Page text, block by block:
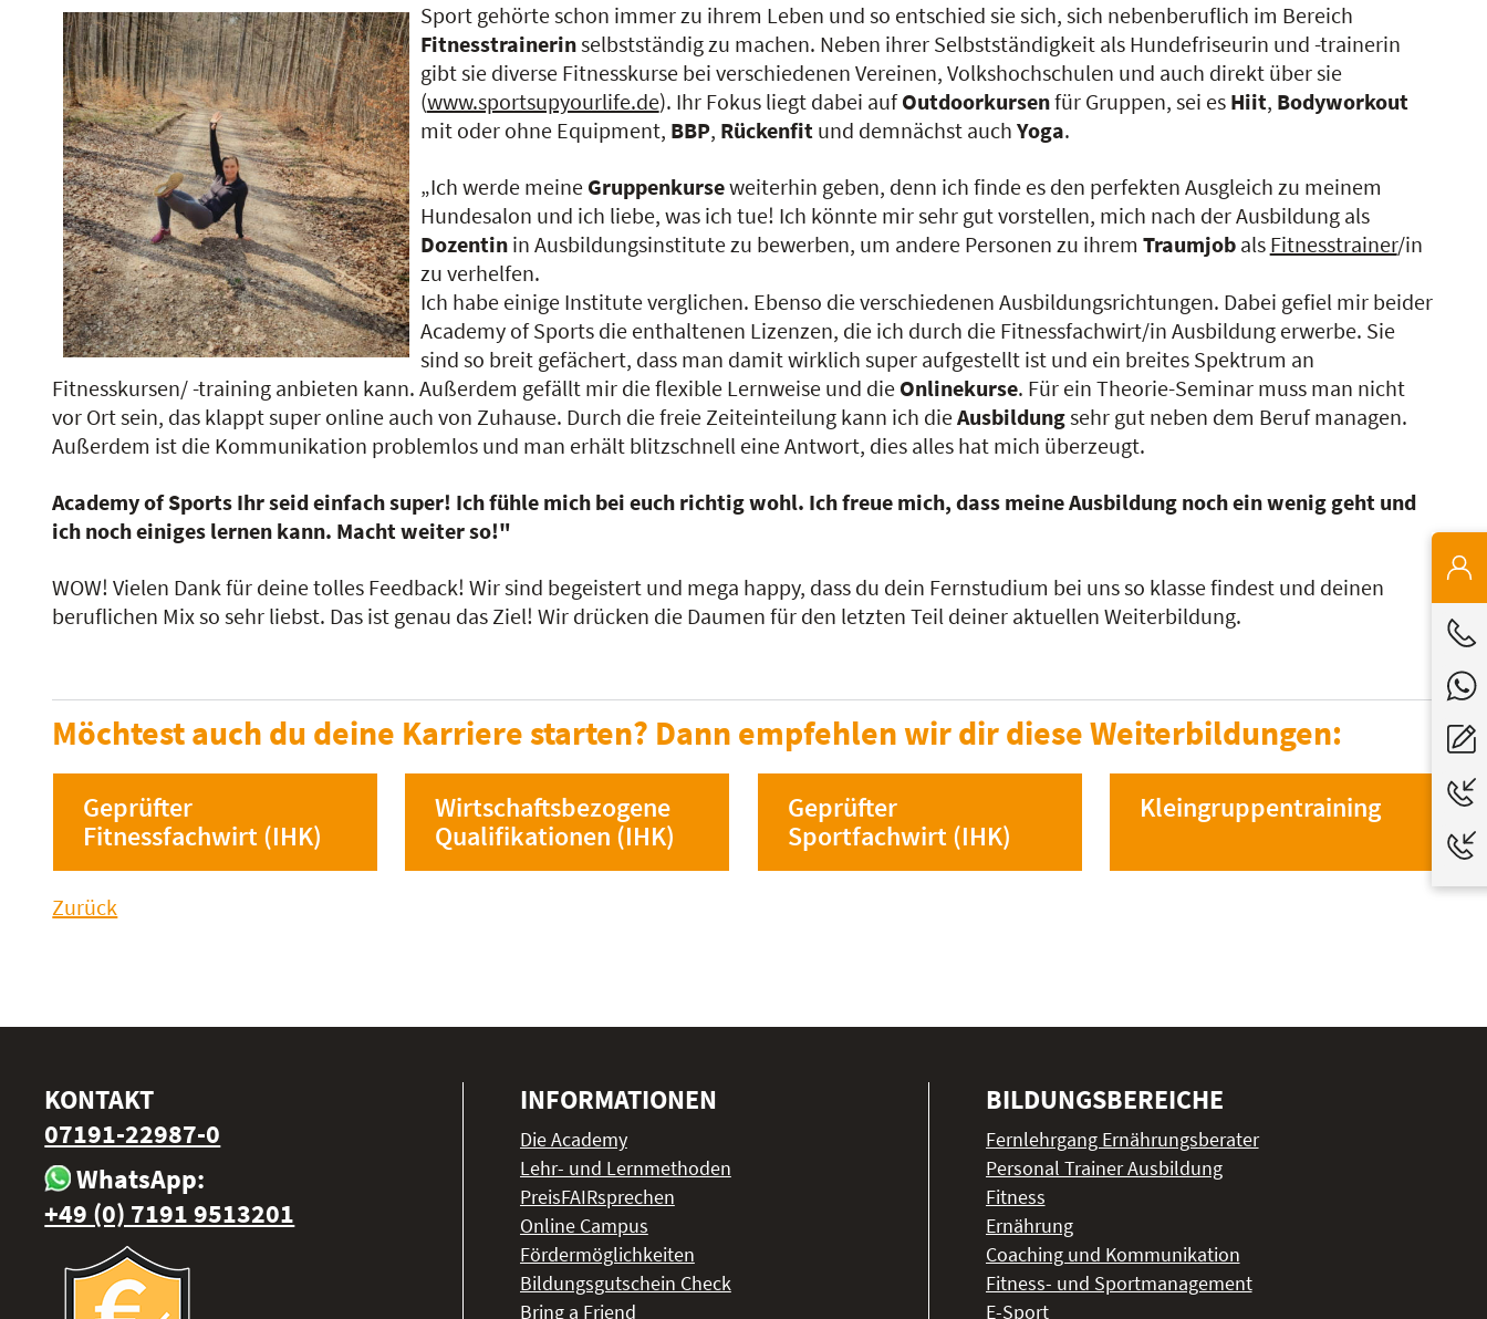
Sport gehörte schon immer zu ihrem Leben und so entschied sie sich, sich nebenberuflich im Bereich
Fitnesstrainerinselbstständig zu machen. Neben ihrer Selbstständigkeit als Hundefriseurin und -trainerin
gibt sie diverse Fitnesskurse bei verschiedenen Vereinen, Volkshochschulen und auch direkt über sie
(www.sportsupyourlife.de). Ihr Fokus liegt dabei aufOutdoorkursenfür Gruppen, sei es Hiit, Bodyworkout
mit oder ohne Equipment, BBP, Rückenfitund demnächst auch Yoga.
„Ich werde meine Gruppenkurseweiterhin geben, denn ich finde es den perfekten Ausgleich zu meinem
Hundesalon und ich liebe, was ich tue! Ich könnte mir sehr gut vorstellen, mich nach der Ausbildung als
Dozentinin Ausbildungsinstitute zu bewerben, um andere Personen zu ihrem Traumjobals Fitnesstrainer/in
zu verhelfen.
Ich habe einige Institute verglichen. Ebenso die verschiedenen Ausbildungsrichtungen. Dabei gefiel mir beider
Academy of Sports die enthaltenen Lizenzen, die ich durch die Fitnessfachwirt/in Ausbildung erwerbe. Sie
sind so breit gefächert, dass man damit wirklich super aufgestellt ist und ein breites Spektrum an
Fitnesskursen/ -training anbieten kann. Außerdem gefällt mir die flexible Lernweise und die Onlinekurse. Für ein Theorie-Seminar muss man nicht
vor Ort sein, das klappt super online auch von Zuhause. Durch die freie Zeiteinteilung kann ich dieAusbildungsehr gut neben dem Beruf managen.
Außerdem ist die Kommunikation problemlos und man erhält blitzschnell eine Antwort, dies alles hat mich überzeugt.
Academy of Sports Ihr seid einfach super! Ich fühle mich bei euch richtig wohl. Ich freue mich, dass meine Ausbildung noch ein wenig geht und
ich noch einiges lernen kann. Macht weiter so!"
WOW! Vielen Dank für deine tolles Feedback! Wir sind begeistert und mega happy, dass du dein Fernstudium bei uns so klasse findest und deinen
beruflichen Mix so sehr liebst. Das ist genau das Ziel! Wir drücken die Daumen für den letzten Teil deiner aktuellen Weiterbildung.
Möchtest auch du deine Karriere starten? Dann empfehlen wir dir diese Weiterbildungen:
Geprüfter
Fitnessfachwirt (IHK)
Wirtschaftsbezogene
Qualifikationen (IHK)
Geprüfter
Sportfachwirt (IHK)
Kleingruppentraining
Zurück
KONTAKT
07191-22987-0
WhatsApp:
+49 (0) 7191 9513201
INFORMATIONEN
Die Academy
Lehr- und Lernmethoden
PreisFAIRsprechen
Online Campus
Fördermöglichkeiten
Bildungsgutschein Check
Bring a Friend
BILDUNGSBEREICHE
Fernlehrgang Ernährungsberater
Personal Trainer Ausbildung
Fitness
Ernährung
Coaching und Kommunikation
Fitness- und Sportmanagement
E-Sport